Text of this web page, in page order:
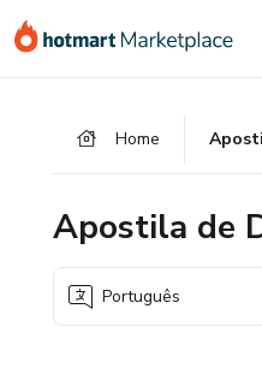
para
para
para
Home
Apostila de
Português